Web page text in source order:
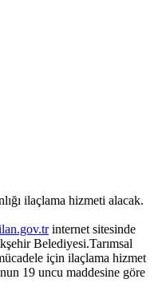
ilaçlama hizmeti alacak.
internet sitesinde
Belediyesi.Tarımsal
için ilaçlama hizmet
19 uncu maddesine göre